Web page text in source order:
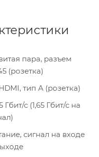
пара, разъем
(розетка)
тип А (розетка)
Гбит/с (1,65 Гбит/с на
сигнал на входе